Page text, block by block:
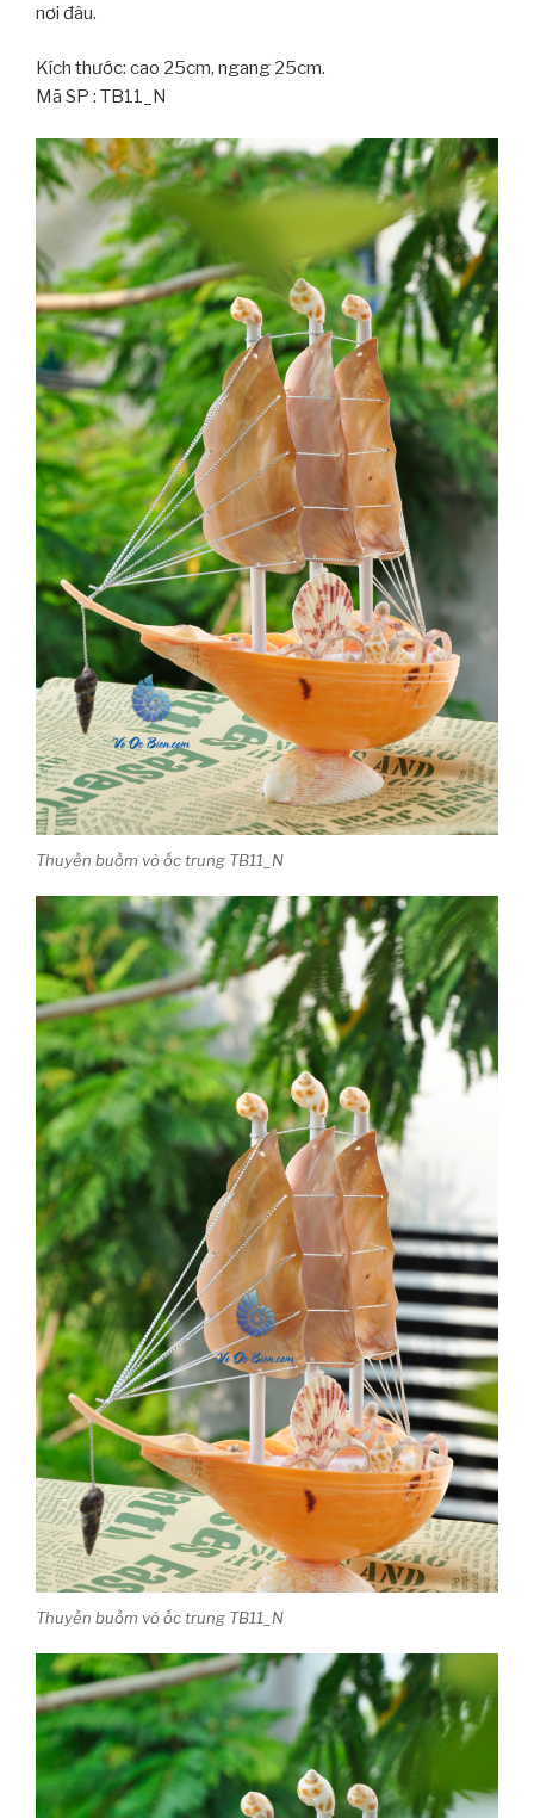
nơi đâu.
Kích thước: cao 25cm, ngang 25cm.
Mã SP : TB11_N
Thuyền buồm vỏ ốc trung TB11_N
Thuyền buồm vỏ ốc trung TB11_N